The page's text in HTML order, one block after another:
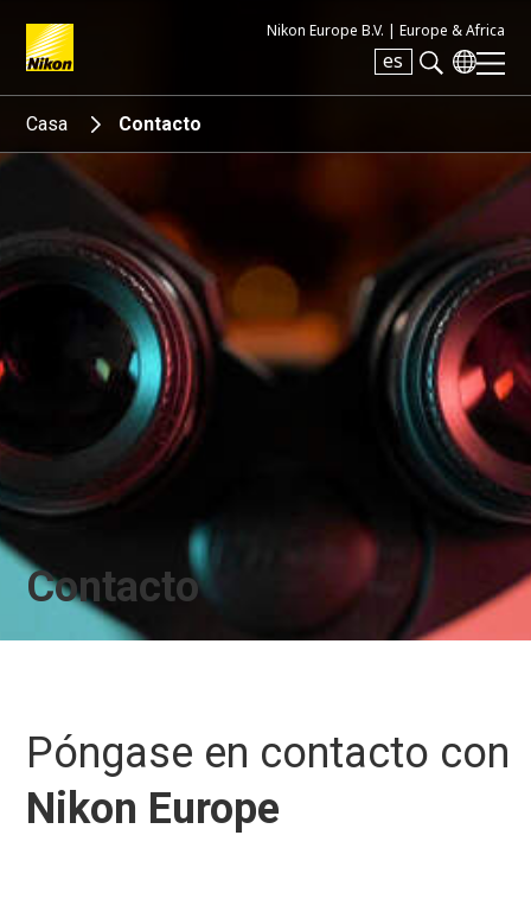
Nikon Europe B.V. | Europe & Africa
es
Search keyword(s)
Casa Contacto
Contacto
Póngase en contacto con
Nikon Europe